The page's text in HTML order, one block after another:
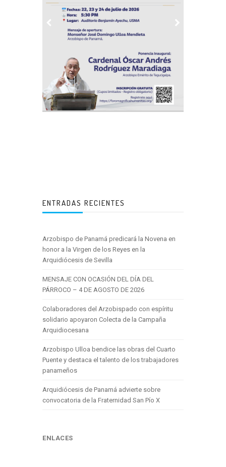
ENTRADAS RECIENTES
Arzobispo de Panamá predicará la Novena en
honor a la Virgen de los Reyes en la
Arquidiócesis de Sevilla
MENSAJE CON OCASIÓN DEL DÍA DEL
PÁRROCO – 4 DE AGOSTO DE 2026
Colaboradores del Arzobispado con espíritu
solidario apoyaron Colecta de la Campaña
Arquidiocesana
Arzobispo Ulloa bendice las obras del Cuarto
Puente y destaca el talento de los trabajadores
panameños
Arquidiócesis de Panamá advierte sobre
convocatoria de la Fraternidad San Pío X
ENLACES